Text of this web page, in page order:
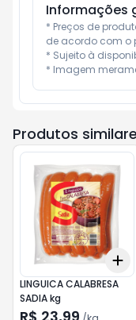
Informações
* Preços de
de acordo com o
* Sujeito à
* Imagem
Produtos
Add
LINGUICA CALABRESA
SADIA kg